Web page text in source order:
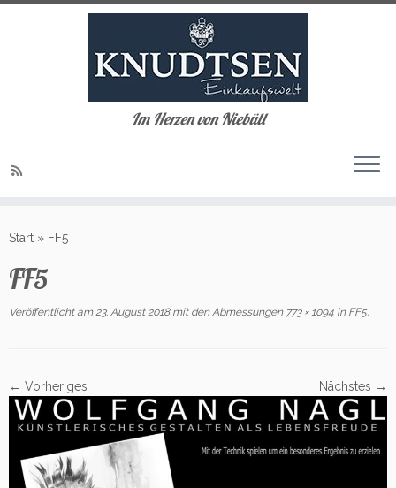
Inhalt
Im Herzen von Niebüll
Start » FF5
FF5
Veröffentlicht am 23. August 2018mit den Abmessungen773 × 1094 inFF5.
← Vorheriges Nächstes →